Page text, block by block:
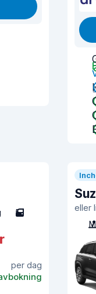
5
per dag
eller